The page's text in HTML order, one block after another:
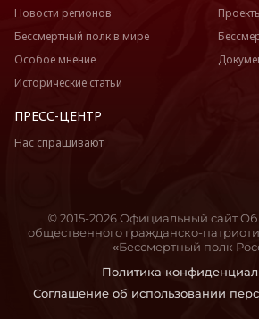
Новости регионов
Бессмертный полк в мире
Особое мнение
Исторические статьи
ПРЕСС-ЦЕНТР
Нас спрашивают
Политика
Соглашение об использовании
© 2015-2026 Официальный сайт
общественного гражданско-
«Бессмертный полк